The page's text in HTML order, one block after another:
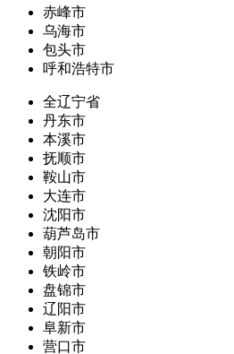
赤峰市
乌海市
包头市
呼和浩特市
全辽宁省
丹东市
本溪市
抚顺市
鞍山市
大连市
沈阳市
葫芦岛市
朝阳市
铁岭市
盘锦市
辽阳市
阜新市
营口市